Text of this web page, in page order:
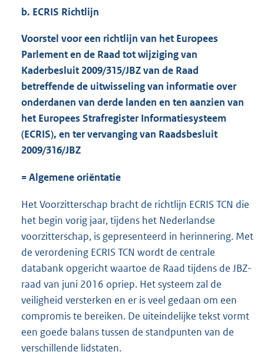
b. ECRIS Richtlijn
Voorstel voor een richtlijn van het Europees
Parlement en de Raad tot wijziging van
Kaderbesluit 2009/315/JBZ van de Raad
betreffende de uitwisseling van informatie over
onderdanen van derde landen en ten aanzien van
het Europees Strafregister Informatiesysteem
(ECRIS), en ter vervanging van Raadsbesluit
2009/316/JBZ
= Algemene oriëntatie
Het Voorzitterschap bracht de richtlijn ECRIS TCN die
het begin vorig jaar, tijdens het Nederlandse
voorzitterschap, is gepresenteerd in herinnering. Met
de verordening ECRIS TCN wordt de centrale
databank opgericht waartoe de Raad tijdens de JBZ-
raad van juni 2016 opriep. Het systeem zal de
veiligheid versterken en er is veel gedaan om een
compromis te bereiken. De uiteindelijke tekst vormt
een goede balans tussen de standpunten van de
verschillende lidstaten.